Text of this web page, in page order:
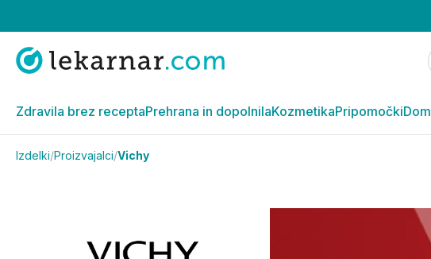
Zdravila brez receptaPrehrana in dopolnilaKozmetikaPripomočkiDom
Izdelki/Proizvajalci/Vichy